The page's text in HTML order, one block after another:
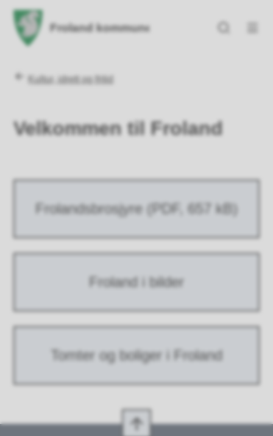
Froland kommune
Du er her:
Kultur, idrett og fritid
Velkommen til Froland
Frolandsbrosjyre (PDF, 657 kB)
Froland i bilder
Tomter og boliger i Froland